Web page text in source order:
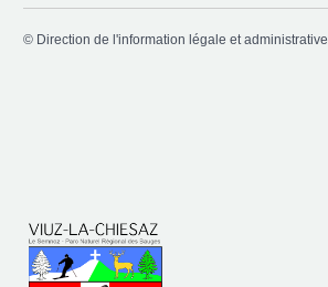
© Direction de l'information légale et administrative